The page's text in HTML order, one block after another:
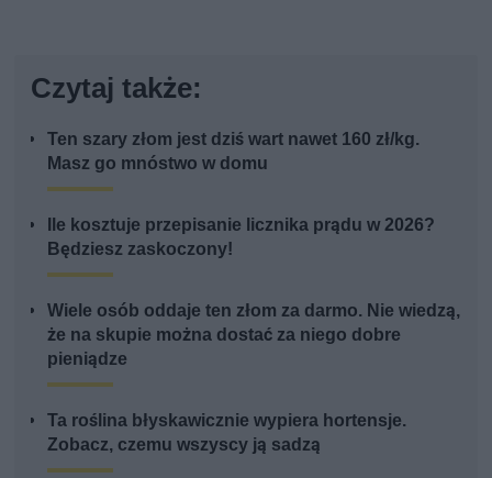
Czytaj także:
Ten szary złom jest dziś wart nawet 160 zł/kg.
Masz go mnóstwo w domu
Ile kosztuje przepisanie licznika prądu w 2026?
Będziesz zaskoczony!
Wiele osób oddaje ten złom za darmo. Nie wiedzą,
że na skupie można dostać za niego dobre
pieniądze
Ta roślina błyskawicznie wypiera hortensje.
Zobacz, czemu wszyscy ją sadzą